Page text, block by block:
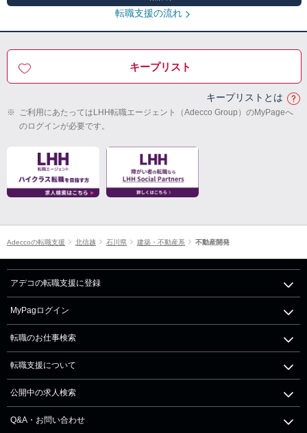
転職支援の流れ
キープリスト
キープリストとは
※ ご利用にあたってはLHH転職エージェント（Adecco Group）のMyPageへ
のログインが必要です。
Adeccoの転職支援 北信越 石川県 建築・不動産系 不動産開発
アデコの転職支援に登録
MyPagログイン
転職のお仕事検索
転職支援について
公開中の求人検索
Q&A・お問い合わせ